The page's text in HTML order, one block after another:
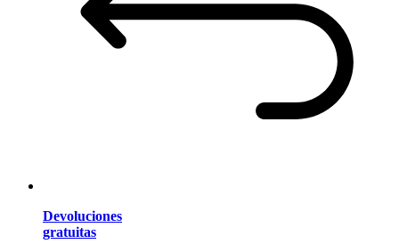
Devoluciones
gratuitas